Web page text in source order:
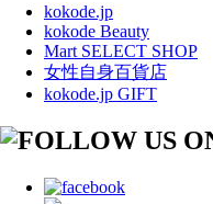
kokode.jp
kokode Beauty
Mart SELECT SHOP
女性自身百貨店
kokode.jp GIFT